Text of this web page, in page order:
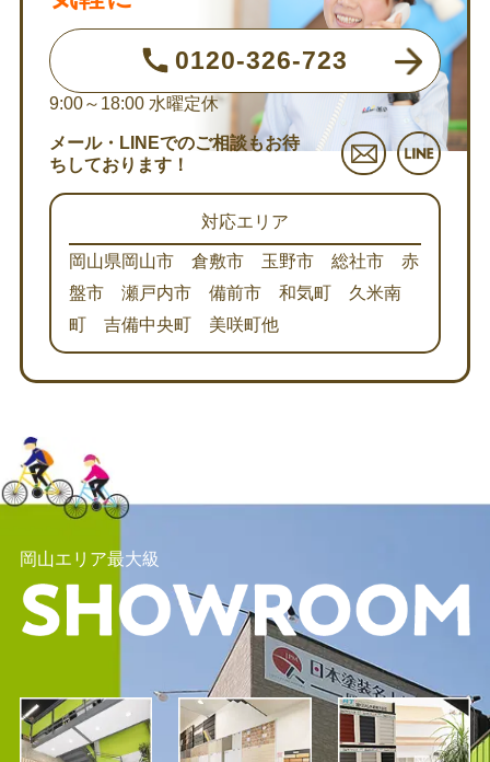
0120-326-723
9:00～18:00 水曜定休
メール・LINEでのご相談もお待
ちしております！
対応エリア
岡山県岡山市 倉敷市 玉野市 総社市 赤
盤市 瀬戸内市 備前市 和気町 久米南
町 吉備中央町 美咲町他
岡山エリア最大級